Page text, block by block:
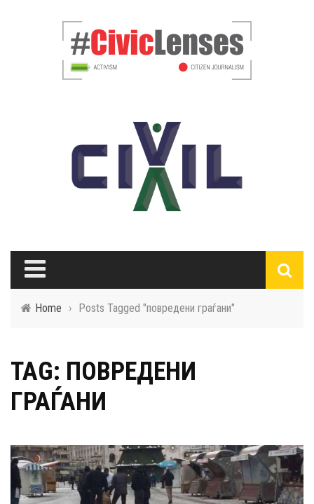
Home › Posts Tagged "повредени граѓани"
TAG: ПОВРЕДЕНИ
ГРАЃАНИ